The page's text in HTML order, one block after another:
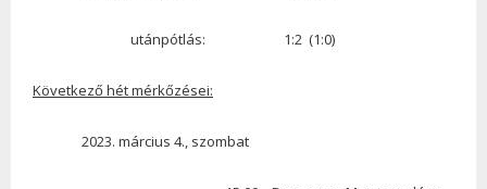
utánpótlás: 1:2 (1:0)
Következő hét mérkőzései:
2023. március 4., szombat